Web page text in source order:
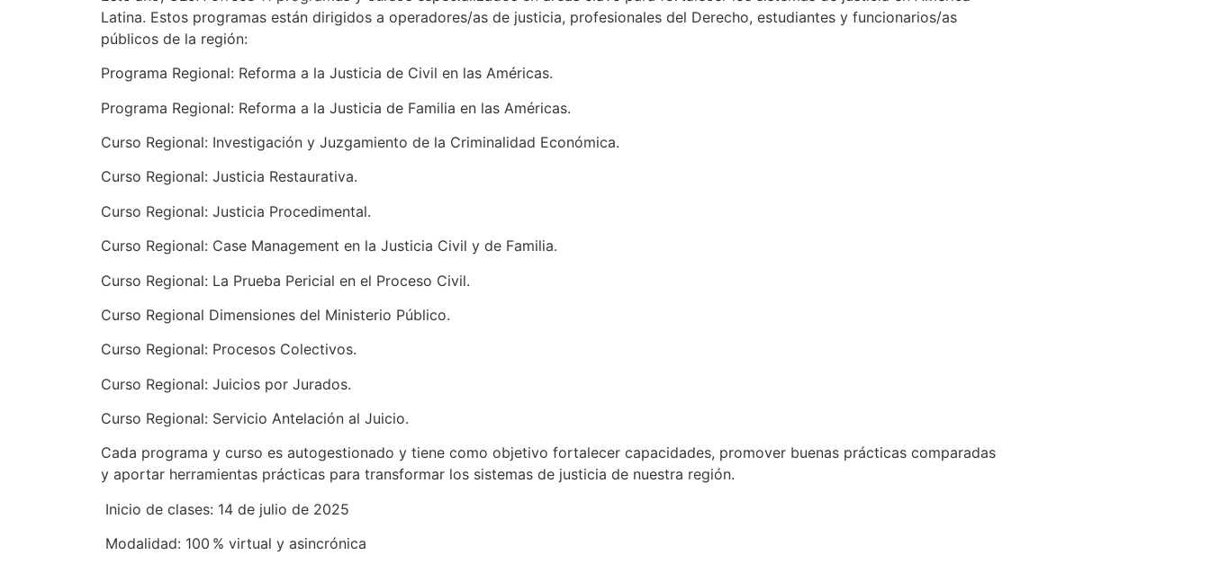
Latina. Estos programas están dirigidos a operadores/as de justicia, profesionales del Derecho, estudiantes y funcionarios/as
públicos de la región:
Programa Regional: Reforma a la Justicia de Civil en las Américas.
Programa Regional: Reforma a la Justicia de Familia en las Américas.
Curso Regional: Investigación y Juzgamiento de la Criminalidad Económica.
Curso Regional: Justicia Restaurativa.
Curso Regional: Justicia Procedimental.
Curso Regional: Case Management en la Justicia Civil y de Familia.
Curso Regional: La Prueba Pericial en el Proceso Civil.
Curso Regional Dimensiones del Ministerio Público.
Curso Regional: Procesos Colectivos.
Curso Regional: Juicios por Jurados.
Curso Regional: Servicio Antelación al Juicio.
Cada programa y curso es autogestionado y tiene como objetivo fortalecer capacidades, promover buenas prácticas comparadas
y aportar herramientas prácticas para transformar los sistemas de justicia de nuestra región.
Inicio de clases: 14 de julio de 2025
Modalidad: 100 % virtual y asincrónica